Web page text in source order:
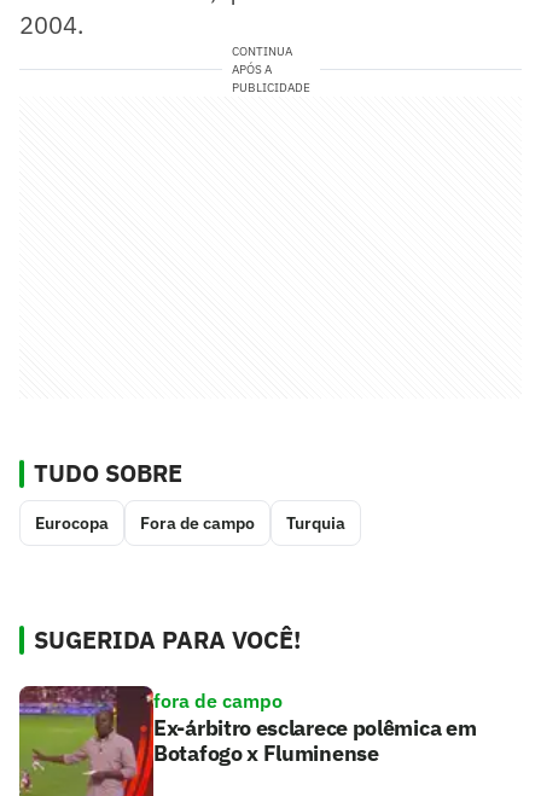
2004.
CONTINUA
APÓS A
PUBLICIDADE
TUDO SOBRE
Eurocopa Fora de campo Turquia
SUGERIDA PARA VOCÊ!
fora de campo
Ex-árbitro esclarece polêmica em
Botafogo x Fluminense